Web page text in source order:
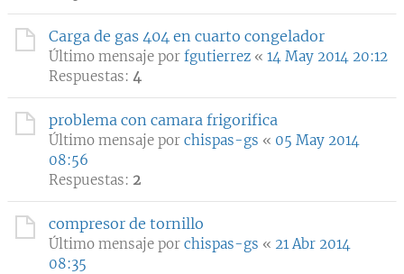
Carga de gas 404 en cuarto congelador
Último mensaje por fgutierrez « 14 May 2014 20:12
Respuestas: 4
problema con camara frigorifica
Último mensaje por chispas-gs « 05 May 2014
08:56
Respuestas: 2
compresor de tornillo
Último mensaje por chispas-gs « 21 Abr 2014
08:35